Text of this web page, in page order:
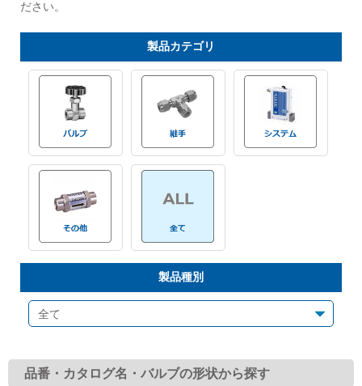
バルブと継手のきほん
説明会・講習会
ログイン
会社情報
Corporate Blog
採用情報
ださい。
製品カテゴリ
製品種別
品番・カタログ名・バルブの形状から探す